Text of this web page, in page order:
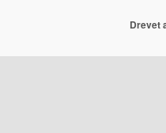
Drevet